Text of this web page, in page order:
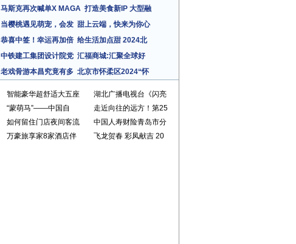
马斯克再次喊单X MAGA 打造美食新IP 大型融
当樱桃遇见萌宠，会发 甜上云端，快来为你心
恭喜中签！幸运再加倍 给生活加点甜 2024北
中铁建工集团设计院党 汇福商城:汇聚全球好
老戏骨游本昌究竟有多 北京市怀柔区2024“怀
智能豪华超舒适大五座
湖北广播电视台《闪亮
“蒙萌马”——中国自
走近向往的远方！第25
如何留住门店夜间客流
中国人寿财险青岛市分
万豪旅享家8家酒店伴
飞龙贺春 彩凤献吉 20